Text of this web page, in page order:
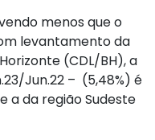
menos que o
levantamento da
(CDL/BH), a
Jun.22 – (5,48%) é
a da região Sudeste